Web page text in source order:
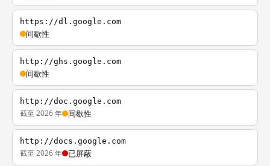
https://dl.google.com
间歇性
http://ghs.google.com
间歇性
http://doc.google.com
截至 2026 年 间歇性
http://docs.google.com
截至 2026 年 已屏蔽